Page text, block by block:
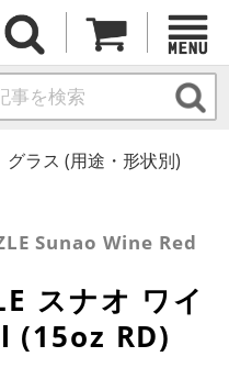
グラス (用途・形状別)
Sunao Wine Red
スナオ ワイ
(15oz RD)